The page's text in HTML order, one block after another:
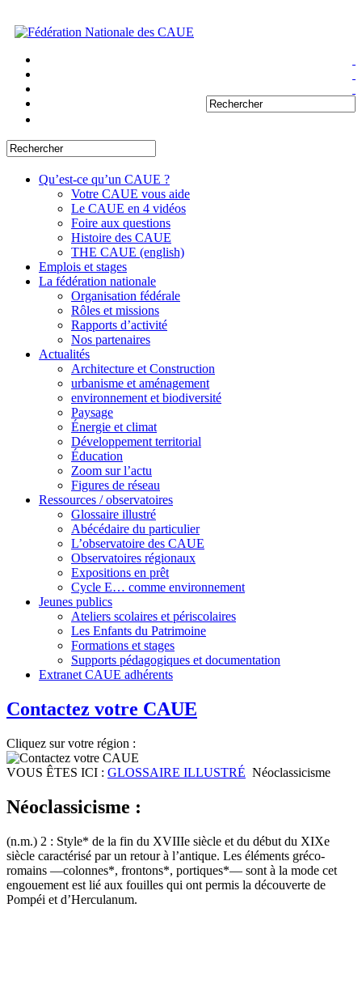
Qu’est-ce qu’un CAUE ?
Votre CAUE vous aide
Le CAUE en 4 vidéos
Foire aux questions
Histoire des CAUE
THE CAUE (english)
Emplois et stages
La fédération nationale
Organisation fédérale
Rôles et missions
Rapports d’activité
Nos partenaires
Actualités
Architecture et Construction
urbanisme et aménagement
environnement et biodiversité
Paysage
Énergie et climat
Développement territorial
Éducation
Zoom sur l’actu
Figures de réseau
Ressources / observatoires
Glossaire illustré
Abécédaire du particulier
L’observatoire des CAUE
Observatoires régionaux
Expositions en prêt
Cycle E… comme environnement
Jeunes publics
Ateliers scolaires et périscolaires
Les Enfants du Patrimoine
Formations et stages
Supports pédagogiques et documentation
Extranet CAUE adhérents
Contactez votre CAUE
Cliquez sur votre région :
VOUS ÊTES ICI : GLOSSAIRE ILLUSTRÉ Néoclassicisme
Néoclassicisme :
(n.m.) 2 : Style* de la fin du XVIIIe siècle et du début du XIXe
siècle caractérisé par un retour à l’antique. Les éléments gréco-
romains —colonnes*, frontons*, portiques*— sont à la mode cet
engouement est lié aux fouilles qui ont permis la découverte de
Pompéi et d’Herculanum.